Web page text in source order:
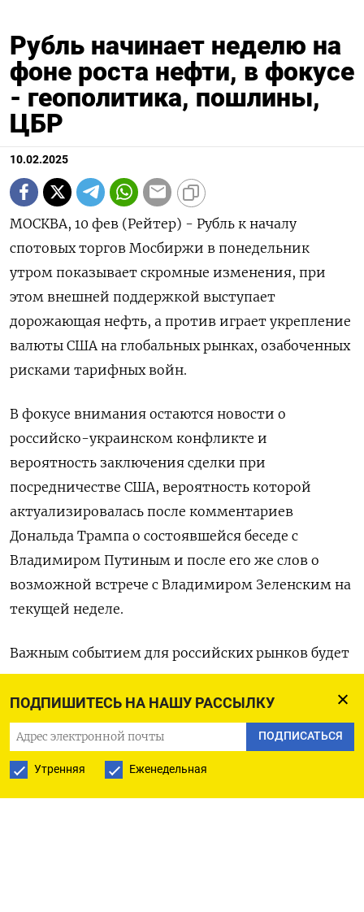
ПОДПИШИТЕСЬ НА НАШУ РАССЫЛКУ
ПОДПИСАТЬСЯ
Утренняя Еженедельная
Рубль начинает неделю на
фоне роста нефти, в фокусе
- геополитика, пошлины,
ЦБР
10.02.2025
МОСКВА, 10 фев (Рейтер) - Рубль к началу
спотовых торгов Мосбиржи в понедельник
утром показывает скромные изменения, при
этом внешней поддержкой выступает
дорожающая нефть, а против играет укрепление
валюты США на глобальных рынках, озабоченных
рисками тарифных войн.
В фокусе внимания остаются новости о
российско-украинском конфликте и
вероятность заключения сделки при
посредничестве США, вероятность которой
актуализировалась после комментариев
Дональда Трампа о состоявшейся беседе с
Владимиром Путиным и после его же слов о
возможной встрече с Владимиром Зеленским на
текущей неделе.
Важным событием для российских рынков будет
пятничное заседание совета директоров
Центробанка. Превалируют ожидания, что
регулятор сохранит текущий уровень ставки 21%
годовых.